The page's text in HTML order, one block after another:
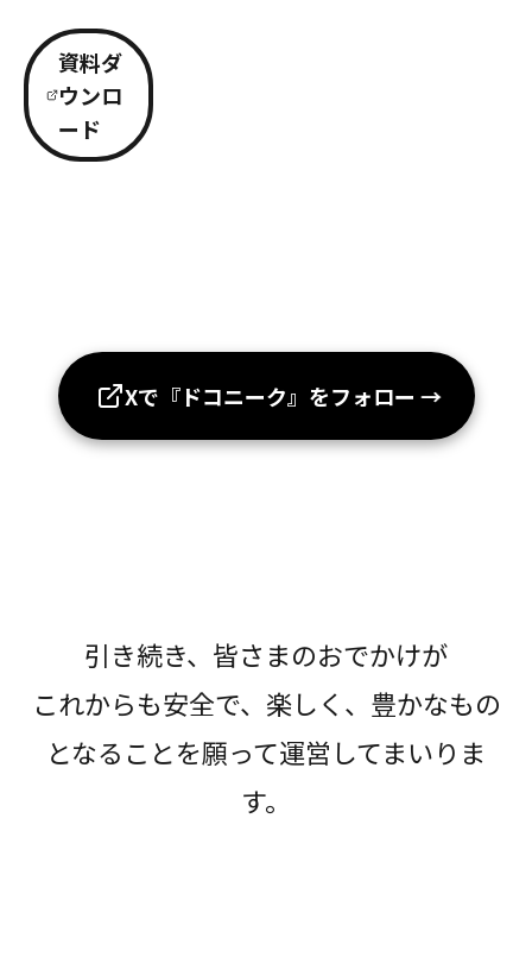
資料ダ
ウンロ
ード
Xで『ドコニーク』をフォロー →
引き続き、皆さまのおでかけが
これからも安全で、楽しく、豊かなもの
となることを願って運営してまいりま
す。